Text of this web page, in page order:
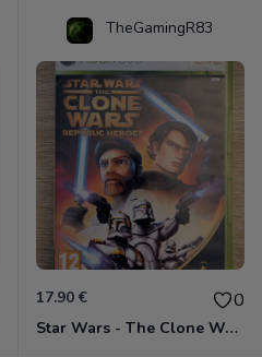
TheGamingR83
17.90 € 0
Star Wars - The Clone Wars - Les Héros De La République Xbox 360